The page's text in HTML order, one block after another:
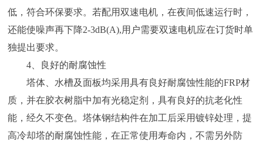
低，符合环保要求。若配用双速电机，在夜间低速运行时，
还能使噪声再下降2-3dB(A),用户需要双速电机应在订货时单
独提出要求。
4、良好的耐腐蚀性
塔体、水槽及面板均采用具有良好耐腐蚀性能的FRP材
质，并在胶衣树脂中加有光稳定剂，具有良好的抗老化性
能，经久不变色。塔体钢结构件在加工后采用镀锌处理，提
高冷却塔的耐腐蚀性能，在正常使用寿命内，不需另外防